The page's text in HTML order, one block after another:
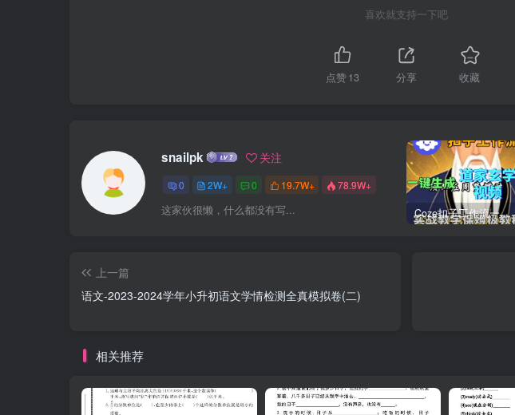
喜欢就支持一下吧
点赞13 分享 收藏
snailpk 关注
0 2W+ 0 19.7W+ 78.9W+
这家伙很懒，什么都没有写... Coze扣子工作流一键生成道家玄学短视频，实战保姆级教程
上一篇
语文-2023-2024学年小升初语文学情检测全真模拟卷(二)
相关推荐